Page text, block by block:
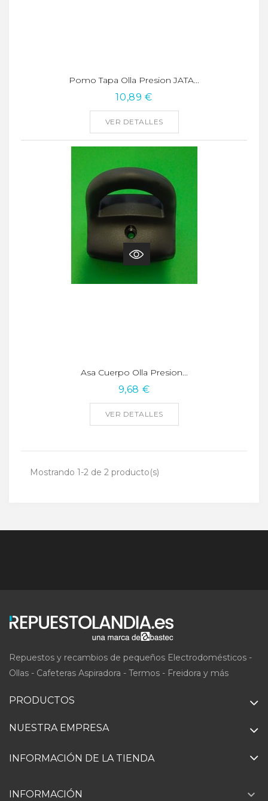
Pomo Tapa Olla Presion JATA...
10,89 €
VER DETALLES
Asa Cuerpo Olla Presion...
9,68 €
VER DETALLES
Mostrando 1-2 de 2 producto(s)
Repuestos y recambios de pequeños Electrodomésticos -
Ollas - Cafeteras Aspiradora - Termos - Freidora y más
PRODUCTOS
NUESTRA EMPRESA
INFORMACIÓN DE LA TIENDA
INFORMACIÓN 